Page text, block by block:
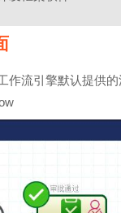
作流引擎默认提供